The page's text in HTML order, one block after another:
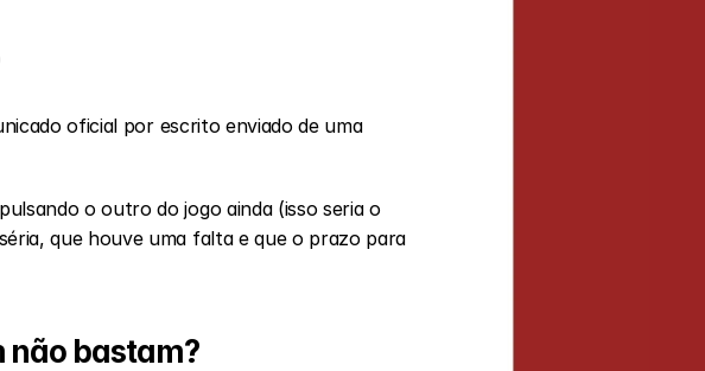
oficial por escrito enviado de uma
o outro do jogo ainda (isso seria o
que houve uma falta e que o prazo para
não bastam?